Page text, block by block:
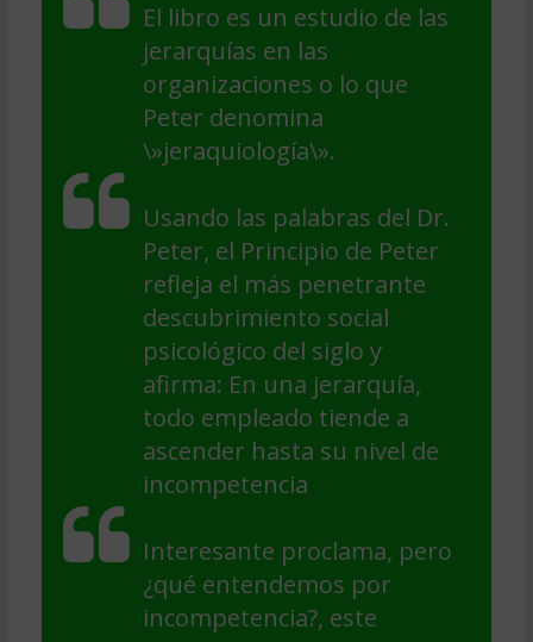
El libro es un estudio de las
jerarquías en las
organizaciones o lo que
Peter denomina
\»jeraquiología\».
Usando las palabras del Dr.
Peter, el Principio de Peter
refleja el más penetrante
descubrimiento social
psicológico del siglo y
afirma: En una jerarquía,
todo empleado tiende a
ascender hasta su nivel de
incompetencia
Interesante proclama, pero
¿qué entendemos por
incompetencia?, este